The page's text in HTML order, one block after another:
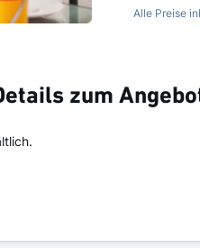
Alle Preise
zum